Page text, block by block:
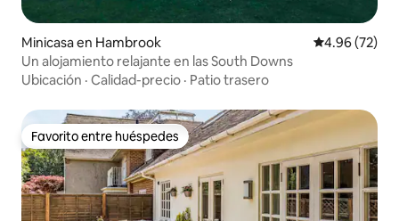
Minicasa en Hambrook Calificación
4.96 (72)
Un alojamiento relajante en las South Downs
Ubicación · Calidad-precio · Patio trasero
Favorito entre huéspedes
Favorito entre huéspedes